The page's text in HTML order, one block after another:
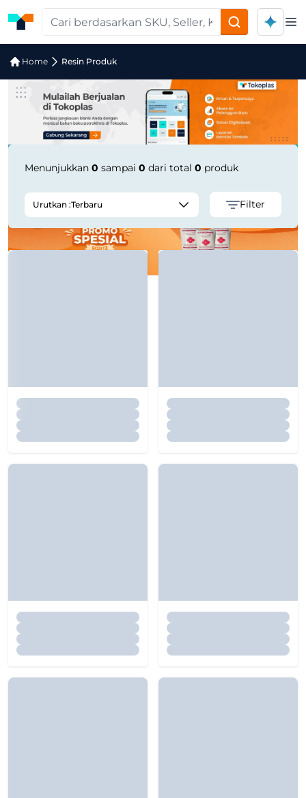
Home Resin Produk
Pencarian Produk "CPP Films (Cast
Menunjukkan 0 sampai 0 dari total 0 produk
Urutkan :Terbaru Filter